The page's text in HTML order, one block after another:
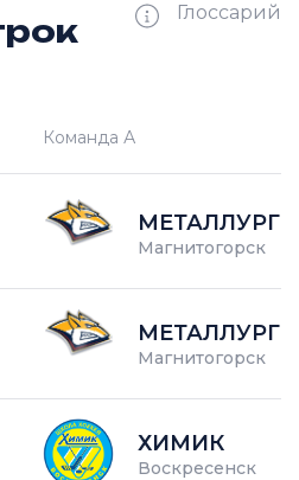
Глоссарий
Команда А
МЕТАЛЛУРГ
Магнитогорск
МЕТАЛЛУРГ
Магнитогорск
ХИМИК
Воскресенск